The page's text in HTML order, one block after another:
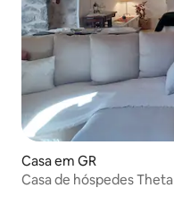
Casa em GR
Casa de hóspedes Theta